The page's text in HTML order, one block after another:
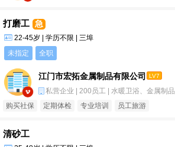
打磨工 急
22-45岁 | 学历不限 | 三埠
未指定
全职
江门市宏拓金属制品有限公司 LV7
私营企业 | 200员工 | 水暖卫浴、金属制品
购买社保 定期体检 专业培训 员工旅游
清砂工